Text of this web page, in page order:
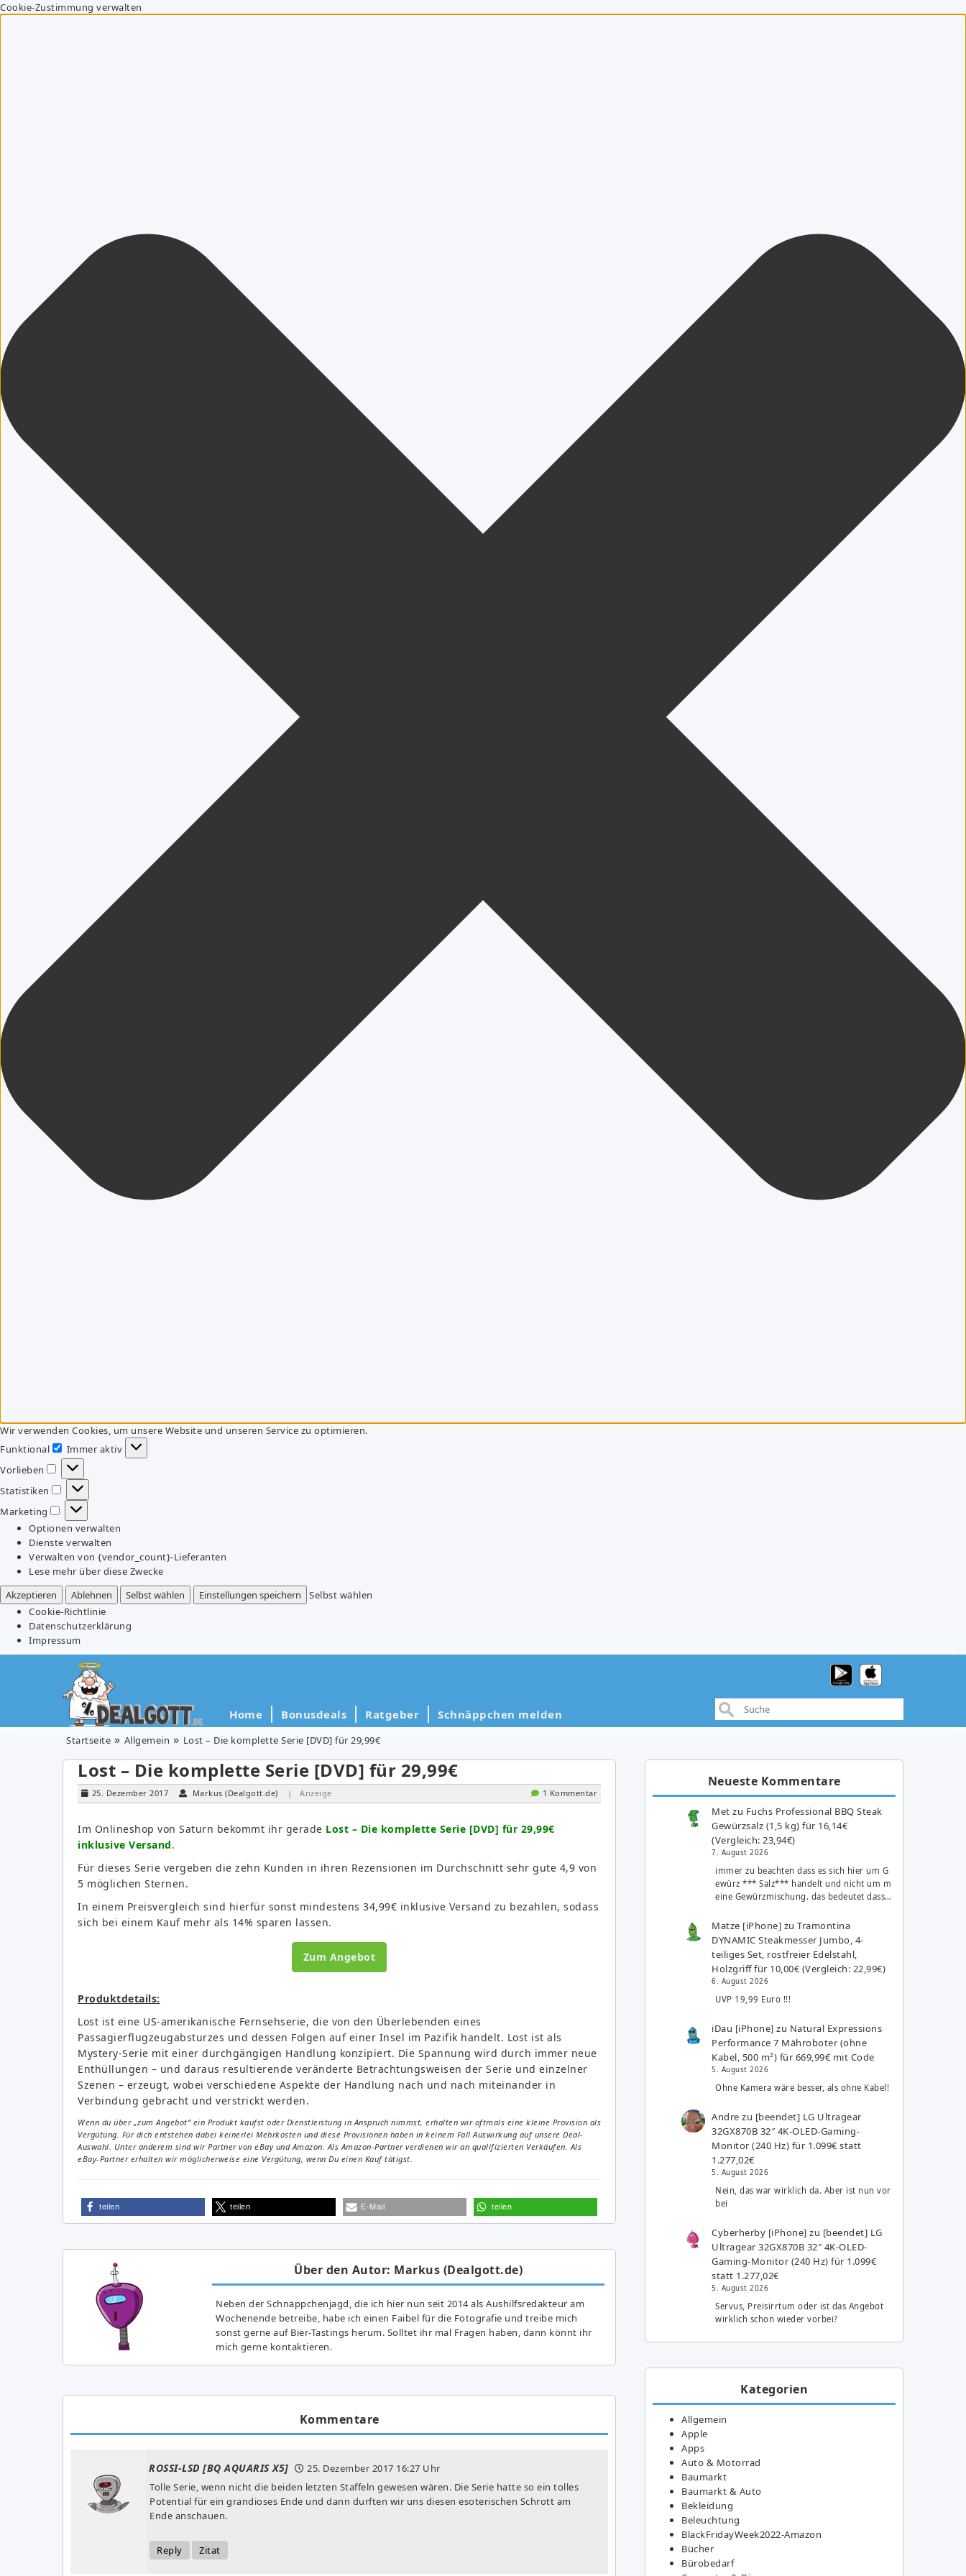
Cookie-Zustimmung verwalten
Wir verwenden Cookies, um unsere Website und unseren Service zu optimieren.
Funktional
Funktional
Immer aktiv
Vorlieben
Vorlieben
Statistiken
Statistiken
Marketing
Marketing
Optionen verwalten
Dienste verwalten
Verwalten von {vendor_count}-Lieferanten
Lese mehr über diese Zwecke
Akzeptieren
Ablehnen Selbst wählen Einstellungen speichern
Selbst wählen
Cookie-Richtlinie
Datenschutzerklärung
Impressum
Home Bonusdeals Ratgeber Schnäppchen melden
Startseite Allgemein Lost – Die komplette Serie [DVD] für 29,99€
Lost – Die komplette Serie [DVD] für 29,99€
25. Dezember 2017 Markus (Dealgott.de) | Anzeige 1 Kommentar
Im Onlineshop von Saturn bekommt ihr gerade Lost – Die komplette Serie [DVD] für 29,99€
inklusive Versand.
Für dieses Serie vergeben die zehn Kunden in ihren Rezensionen im Durchschnitt sehr gute 4,9 von
5 möglichen Sternen.
In einem Preisvergleich sind hierfür sonst mindestens 34,99€ inklusive Versand zu bezahlen, sodass
sich bei einem Kauf mehr als 14% sparen lassen.
Zum Angebot
Produktdetails:
Lost ist eine US-amerikanische Fernsehserie, die von den Überlebenden eines
Passagierflugzeugabsturzes und dessen Folgen auf einer Insel im Pazifik handelt. Lost ist als
Mystery-Serie mit einer durchgängigen Handlung konzipiert. Die Spannung wird durch immer neue
Enthüllungen – und daraus resultierende veränderte Betrachtungsweisen der Serie und einzelner
Szenen – erzeugt, wobei verschiedene Aspekte der Handlung nach und nach miteinander in
Verbindung gebracht und verstrickt werden.
Wenn du über „zum Angebot“ ein Produkt kaufst oder Dienstleistung in Anspruch nimmst, erhalten wir oftmals eine kleine Provision als
Vergütung. Für dich entstehen dabei keinerlei Mehrkosten und diese Provisionen haben in keinem Fall Auswirkung auf unsere Deal-
Auswahl. Unter anderem sind wir Partner von eBay und Amazon. Als Amazon-Partner verdienen wir an qualifizierten Verkäufen. Als
eBay-Partner erhalten wir möglicherweise eine Vergütung, wenn Du einen Kauf tätigst.
teilen teilen E-Mail teilen
Über den Autor: Markus (Dealgott.de)
Neben der Schnäppchenjagd, die ich hier nun seit 2014 als Aushilfsredakteur am
Wochenende betreibe, habe ich einen Faibel für die Fotografie und treibe mich
sonst gerne auf Bier-Tastings herum. Solltet ihr mal Fragen haben, dann könnt ihr
mich gerne kontaktieren.
Kommentare
ROSSI-LSD [BQ AQUARIS X5] 25. Dezember 2017 16:27 Uhr
Tolle Serie, wenn nicht die beiden letzten Staffeln gewesen wären. Die Serie hatte so ein tolles
Potential für ein grandioses Ende und dann durften wir uns diesen esoterischen Schrott am
Ende anschauen.
Reply Zitat
Neueste Kommentare
Met zu Fuchs Professional BBQ Steak
Gewürzsalz (1,5 kg) für 16,14€
(Vergleich: 23,94€)
7. August 2026
immer zu beachten dass es sich hier um G
ewürz *** Salz*** handelt und nicht um m
eine Gewürzmischung. das bedeutet dass…
Matze [iPhone] zuTramontina
DYNAMIC Steakmesser Jumbo, 4-
teiliges Set, rostfreier Edelstahl,
Holzgriff für 10,00€ (Vergleich: 22,99€)
6. August 2026
UVP 19,99 Euro !!!
iDau [iPhone] zu Natural Expressions
Performance 7 Mähroboter (ohne
Kabel, 500 m²) für 669,99€ mit Code
5. August 2026
Ohne Kamera wäre besser, als ohne Kabel!
Andre zu [beendet] LG Ultragear
32GX870B 32″ 4K-OLED-Gaming-
Monitor (240 Hz) für 1.099€ statt
1.277,02€
5. August 2026
Nein, das war wirklich da. Aber ist nun vor
bei
Cyberherby [iPhone] zu [beendet] LG
Ultragear 32GX870B 32″ 4K-OLED-
Gaming-Monitor (240 Hz) für 1.099€
statt 1.277,02€
5. August 2026
Servus, Preisirrtum oder ist das Angebot
wirklich schon wieder vorbei?
Kategorien
Allgemein
Apple
Apps
Auto & Motorrad
Baumarkt
Baumarkt & Auto
Bekleidung
Beleuchtung
BlackFridayWeek2022-Amazon
Bücher
Bürobedarf